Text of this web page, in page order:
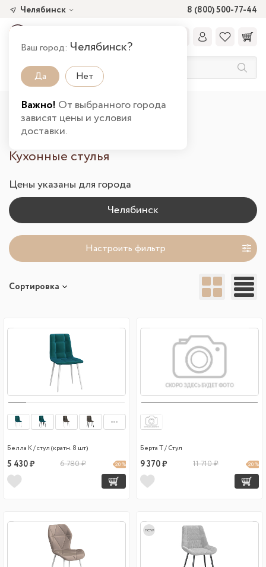
8 (800) 500-77-44
Челябинск
Ваш город: Челябинск?
Да Нет
Важно! От выбранного города
зависят цены и условия
доставки.
Главная Каталог товаров
Кухня
Кухонные стулья в Челябинске
Кухонные стулья
Цены указаны для города
Настроить фильтр
Сортировка
Белла К / стул (кратн. 8 шт)
5 430 ₽ 6 780 ₽ 20 %
Берта Т / Стул
9 370 ₽ 11 710 ₽ 20 %
new